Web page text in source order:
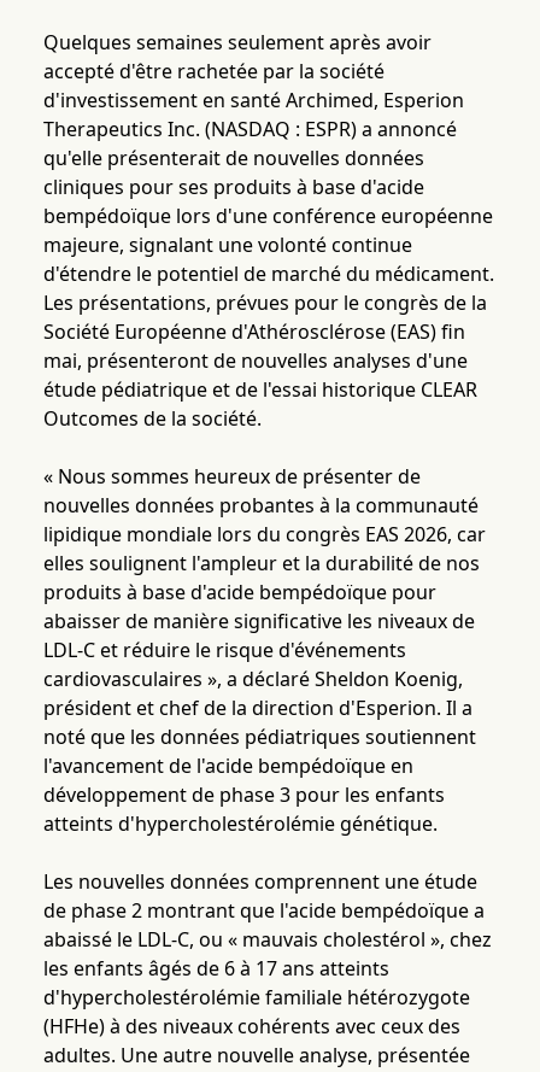
Quelques semaines seulement après avoir
accepté d'être rachetée par la société
d'investissement en santé Archimed, Esperion
Therapeutics Inc. (NASDAQ : ESPR) a annoncé
qu'elle présenterait de nouvelles données
cliniques pour ses produits à base d'acide
bempédoïque lors d'une conférence européenne
majeure, signalant une volonté continue
d'étendre le potentiel de marché du médicament.
Les présentations, prévues pour le congrès de la
Société Européenne d'Athérosclérose (EAS) fin
mai, présenteront de nouvelles analyses d'une
étude pédiatrique et de l'essai historique CLEAR
Outcomes de la société.
« Nous sommes heureux de présenter de
nouvelles données probantes à la communauté
lipidique mondiale lors du congrès EAS 2026, car
elles soulignent l'ampleur et la durabilité de nos
produits à base d'acide bempédoïque pour
abaisser de manière significative les niveaux de
LDL-C et réduire le risque d'événements
cardiovasculaires », a déclaré Sheldon Koenig,
président et chef de la direction d'Esperion. Il a
noté que les données pédiatriques soutiennent
l'avancement de l'acide bempédoïque en
développement de phase 3 pour les enfants
atteints d'hypercholestérolémie génétique.
Les nouvelles données comprennent une étude
de phase 2 montrant que l'acide bempédoïque a
abaissé le LDL-C, ou « mauvais cholestérol », chez
les enfants âgés de 6 à 17 ans atteints
d'hypercholestérolémie familiale hétérozygote
(HFHe) à des niveaux cohérents avec ceux des
adultes. Une autre nouvelle analyse, présentée